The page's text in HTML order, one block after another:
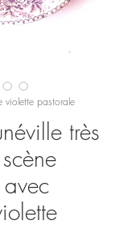
violette pastorale
très